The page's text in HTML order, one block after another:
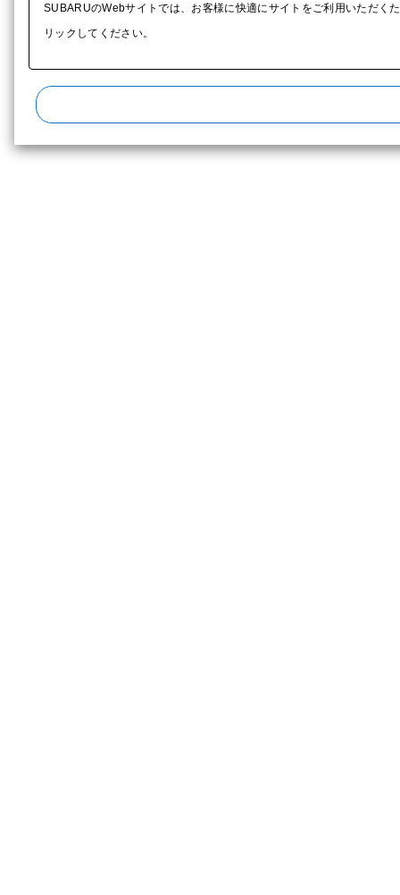
SUBARUのWebサイトでは、お客様に快適にサイトをご利用いただく
リックしてください。​